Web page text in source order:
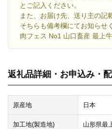
とご記入ください。
また、お届け先、送り主の記
そちらも備考欄にてお知らせ
肉フェス No1 山口畜産 最上牛
返礼品詳細・お申込み・
原産地 日本
加工地(製造地) 山形県最